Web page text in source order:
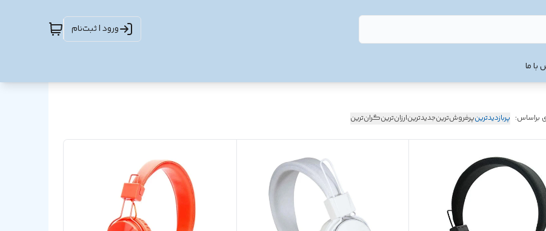
ورود | ثبت‌نام
با ما
براساس: پربازدیدترینپرفروش‌ترینجدیدترینارزان‌ترینگران‌ترین